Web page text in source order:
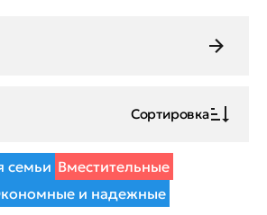
Сортировка
семьи Вместительные
и надежные